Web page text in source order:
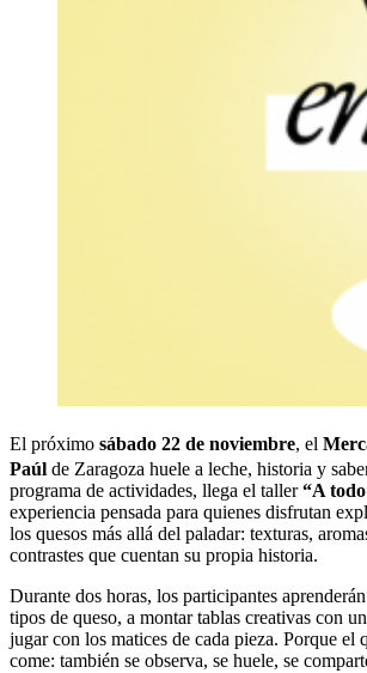
El próximo sábado 22 de noviembre, el
Paúl de Zaragoza huele a leche, historia y
programa de actividades, llega el taller“A
experiencia pensada para quienes disfrutan
los quesos más allá del paladar: texturas,
contrastes que cuentan su propia historia.
Durante dos horas, los participantes
tipos de queso, a montar tablas creativas con
jugar con los matices de cada pieza. Porque el
come: también se observa, se huele, se